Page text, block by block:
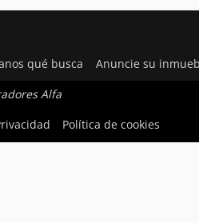
qué busca Anuncie su
Alfa
Política de cookies